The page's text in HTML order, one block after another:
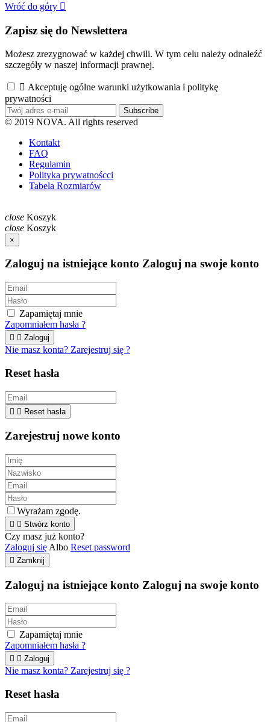
Wróć do góry 
Zapisz się do Newslettera
Możesz zrezygnować w każdej chwili. W tym celu należy odnaleźć
szczegóły w naszej informacji prawnej.
 Akceptuję ogólne warunki użytkowania i politykę
prywatności
Subscribe
© 2019 NOVA. All rights reserved
Kontakt
FAQ
Regulamin
Polityka prywatnoścci
Tabela Rozmiarów
close Koszyk
close Koszyk
×
Zaloguj na istniejące konto Zaloguj na swoje konto
Zapamiętaj mnie
Zapomniałem hasła ?
  Zaloguj
Nie masz konta? Zarejestruj się ?
Reset hasła
  Reset hasła
Zarejestruj nowe konto
Wyrażam zgodę.
  Stwórz konto
Czy masz już konto?
Zaloguj się Albo Reset password
 Zamknij
Zaloguj na istniejące konto Zaloguj na swoje konto
Zapamiętaj mnie
Zapomniałem hasła ?
  Zaloguj
Nie masz konta? Zarejestruj się ?
Reset hasła